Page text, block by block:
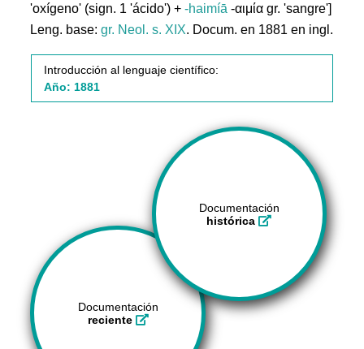
'oxígeno' (sign. 1 'ácido') +-haimíā -αιμία gr. 'sangre']
Leng. base:gr. Neol. s. XIX. Docum. en 1881 en ingl.
Introducción al lenguaje científico:
Año: 1881
Documentación
histórica
Documentación
reciente